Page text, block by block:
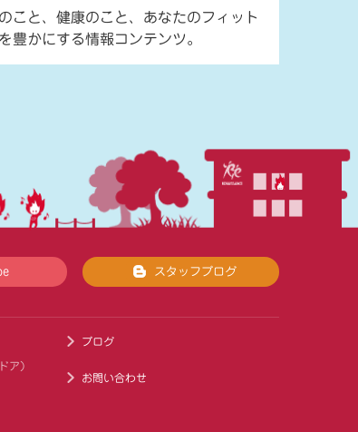
こと、健康のこと、あなたのフィット
豊かにする情報コンテンツ。
スタッフブログ
ア）
ブログ
お問い合わせ